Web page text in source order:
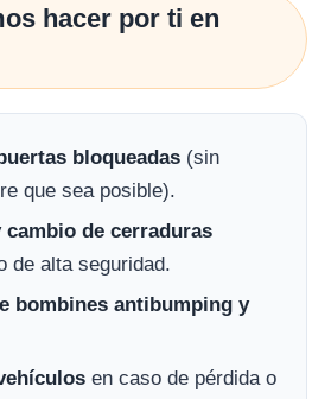
hacer por ti en
bloqueadas (sin
que sea posible).
cambio de cerraduras
de alta seguridad.
bombines antibumping y
en caso de pérdida o